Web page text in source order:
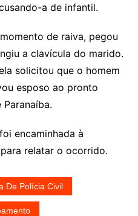
a de infantil.
de raiva, pegou
a clavícula do marido.
solicitou que o homem
esposo ao pronto
Paranaíba.
encaminhada à
relatar o ocorrido.
De Polícia Civil